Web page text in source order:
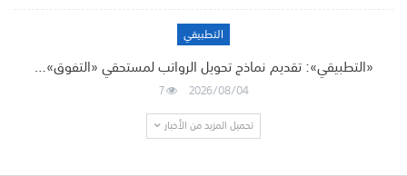
التطبيقي
«التطبيقي»: تقديم نماذج تحويل الرواتب لمستحقي «التفوق»…
2026/08/04
7
تحميل المزيد من الأخبار